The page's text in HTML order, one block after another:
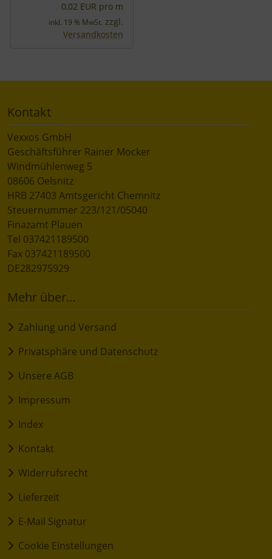
0,02 EUR pro m
inkl. 19 % MwSt. zzgl.
Versandkosten
Kontakt
Vexxos GmbH
Geschäftsführer Rainer Mocker
Windmühlenweg 5
08606 Oelsnitz
HRB 27403 Amtsgericht Chemnitz
Steuernummer 223/121/05040
Finazamt Plauen
Tel 037421189500
Fax 037421189500
DE282975929
Mehr über...
Zahlung und Versand
Privatsphäre und Datenschutz
Unsere AGB
Impressum
Index
Kontakt
Widerrufsrecht
Lieferzeit
E-Mail Signatur
Cookie Einstellungen